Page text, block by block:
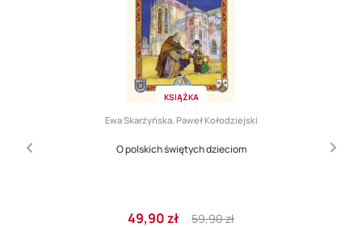
KSIĄŻKA
Ewa Skarżyńska, Paweł Kołodziejski
O polskich świętych dzieciom
Cena
49,90 zł
Regular
59,90 zł